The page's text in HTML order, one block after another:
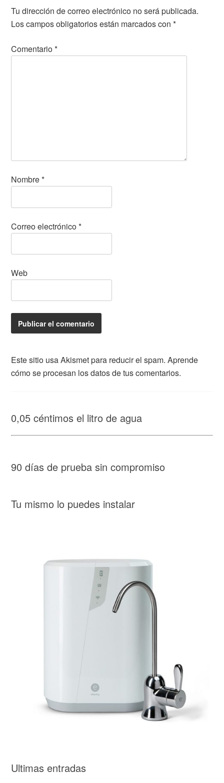
Tu dirección de correo electrónico no será publicada.
Los campos obligatorios están marcados con*
Comentario*
Nombre*
Correo electrónico*
Web
Este sitio usa Akismet para reducir el spam.Aprende
cómo se procesan los datos de tus comentarios.
0,05 céntimos el litro de agua
90 días de prueba sin compromiso
Tu mismo lo puedes instalar
Ultimas entradas